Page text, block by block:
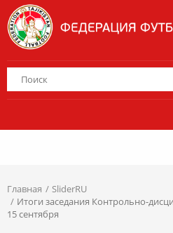
Главная
SliderRU
Итоги заседания Контрольно-
15 сентября